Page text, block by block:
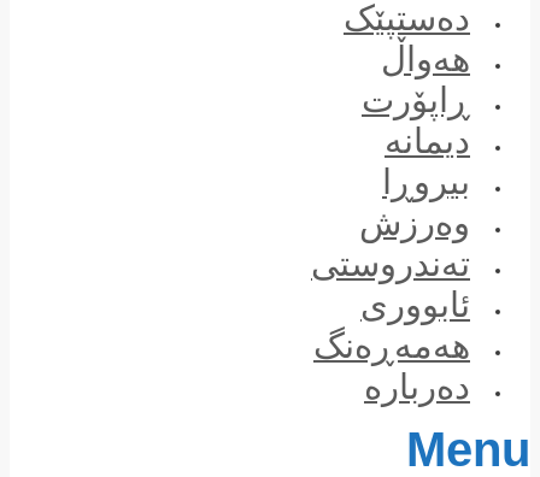
دەستپێک
هەواڵ
ڕاپۆرت
دیمانە
بیروڕا
وەرزش
تەندروستی
ئابووری
هەمەڕەنگ
دەربارە
Menu